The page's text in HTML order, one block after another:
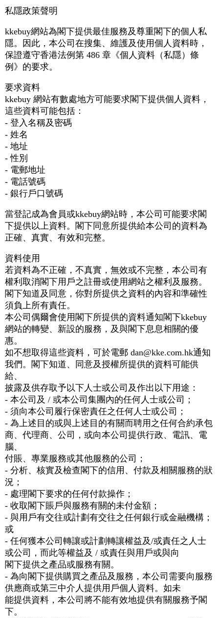
私隱政策聲明
kkebuy網站為閣下提供最佳服務及尊重閣下的個人私
隱。因此，本公司在搜集、維護及使用個人資料時，
保證遵守香港法例第 486 章《個人資料（私隱）條
例》的要求。
要求資料
kkebuy 網站有數處地方可能要求閣下提供個人資料，
這些資料可能包括：
- 登入名稱及密碼
- 姓名
- 地址
- 性別
- 電郵地址
- 電話號碼
- 銀行戶口號碼
當登記成為會員或kkebuy網站時，本公司可能要求閣
下提供以上資料。閣下同意所提供給本公司的資料為
正確、真實、有效和完整。
資料使用
若資料為不正確，不真實，無效或不完整，本公司有
權利取消閣下用戶之註冊或使用網站之權利及服務。
閣下知道及同意，你對所提供之資料的內容和準確性
須負上所有責任。
本公司偶爾會使用閣下所提供的資料通知閣下kkebuy
網站的轉變、新設的服務，及與閣下息息相關的優
惠。
如不想取得這些資料，可於電郵 dan@kke.com.hk通知
我們。閣下知道、同意及授權所提供的資料可能供
給、
披露及供存取予以下人士或公司及作出以下用途：
- 本公司及 / 或本公司集團內的任何人士或公司；
- 須向本公司履行保密責任之任何人士或公司；
- 為上述目的或與上述目的有關而聘用之任何合約承包
商、代理商、公司，或向本公司提供行政、電訊、電
腦、
付賬、專業服務或其他服務的公司；
- 分析、核實及檢查閣下的信用、付款及相關服務的狀
況；
- 處理閣下要求的任何付款操作；
- 收取閣下賬戶與服務有關的未付金額；
- 與用戶有交往或計劃有交往之任何銀行或金融機構；
或
- 任何獲本公司轉讓或計劃轉讓權益及/或責任之人士
或公司，而此等權益及 / 或責任與用戶或與向
閣下提供之產品或服務有關。
- 為向閣下提供購買之產品及服務，本公司需要向服務
供應商或第三中介人提供用戶個人資料。如未
能提供資料，本公司將不能有效地提供有關服務予閣
下。